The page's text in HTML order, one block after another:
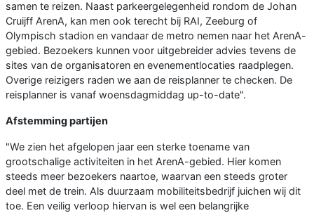
samen te reizen. Naast parkeergelegenheid rondom de Johan
Cruijff ArenA, kan men ook terecht bij RAI, Zeeburg of
Olympisch stadion en vandaar de metro nemen naar het ArenA-
gebied. Bezoekers kunnen voor uitgebreider advies tevens de
sites van de organisatoren en evenementlocaties raadplegen.
Overige reizigers raden we aan de reisplanner te checken. De
reisplanner is vanaf woensdagmiddag up-to-date".
Afstemming partijen
"We zien het afgelopen jaar een sterke toename van
grootschalige activiteiten in het ArenA-gebied. Hier komen
steeds meer bezoekers naartoe, waarvan een steeds groter
deel met de trein. Als duurzaam mobiliteitsbedrijf juichen wij dit
toe. Een veilig verloop hiervan is wel een belangrijke